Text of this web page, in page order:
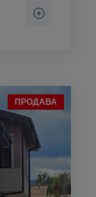
ПРОДАВА